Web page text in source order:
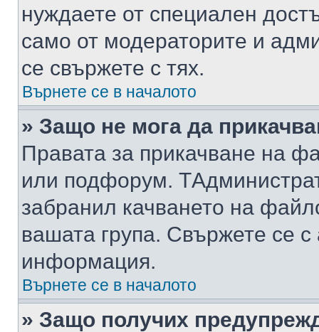
нуждаете от специален
само от модераторите и
се свържете с тях.
Върнете се в началото
» Защо не мога да
Правата за прикачване на
или подфорум.
забранил качването на
вашата група. Свържете се
информация.
Върнете се в началото
» Защо получих